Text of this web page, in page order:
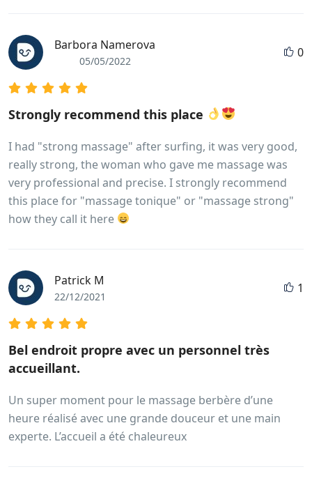
Barbora Namerova
05/05/2022
0
Strongly recommend this place
I had "strong massage" after surfing, it was very good,
really strong, the woman who gave me massage was
very professional and precise. I strongly recommend
this place for "massage tonique" or "massage strong"
how they call it here
Patrick M
22/12/2021
1
Bel endroit propre avec un personnel très
accueillant.
Un super moment pour le massage berbère d’une
heure réalisé avec une grande douceur et une main
experte. L’accueil a été chaleureux